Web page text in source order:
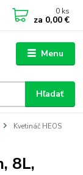
Menu
Hľadať
0 ks
za 0,00 €
Kvetináč HEOS
8L,